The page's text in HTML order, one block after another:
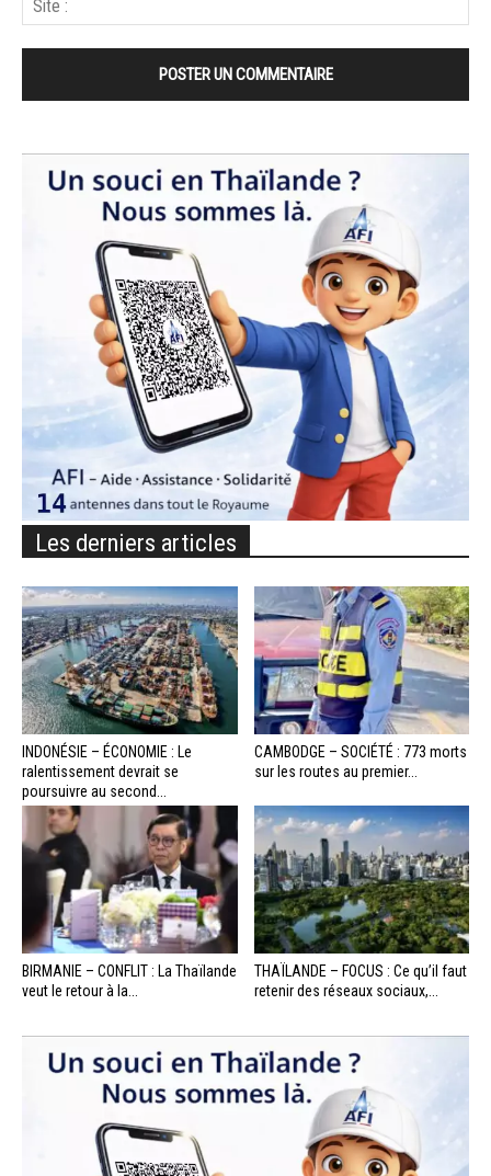
Les derniers articles
INDONÉSIE – ÉCONOMIE : Le
ralentissement devrait se
poursuivre au second...
CAMBODGE – SOCIÉTÉ : 773 morts
sur les routes au premier...
BIRMANIE – CONFLIT : La Thaïlande
veut le retour à la...
THAÏLANDE – FOCUS : Ce qu’il faut
retenir des réseaux sociaux,...